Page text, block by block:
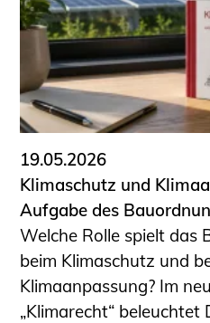
19.05.2026
Klimaschutz und
Aufgabe des
Welche Rolle spielt das
beim Klimaschutz und
Klimaanpassung? Im
„Klimarecht“ beleuchtet